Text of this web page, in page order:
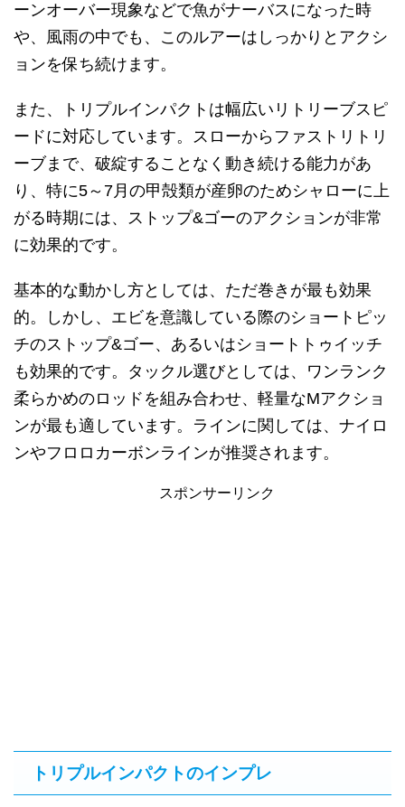
ーンオーバー現象などで魚がナーバスになった時
や、風雨の中でも、このルアーはしっかりとアクシ
ョンを保ち続けます。
また、トリプルインパクトは幅広いリトリーブスピ
ードに対応しています。スローからファストリトリ
ーブまで、破綻することなく動き続ける能力があ
り、特に5～7月の甲殻類が産卵のためシャローに上
がる時期には、ストップ&ゴーのアクションが非常
に効果的です。
基本的な動かし方としては、ただ巻きが最も効果
的。しかし、エビを意識している際のショートピッ
チのストップ&ゴー、あるいはショートトゥイッチ
も効果的です。タックル選びとしては、ワンランク
柔らかめのロッドを組み合わせ、軽量なMアクショ
ンが最も適しています。ラインに関しては、ナイロ
ンやフロロカーボンラインが推奨されます。
スポンサーリンク
トリプルインパクトのインプレ